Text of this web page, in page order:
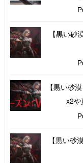
【黒い砂
【黒い砂
x2や
【黒い砂